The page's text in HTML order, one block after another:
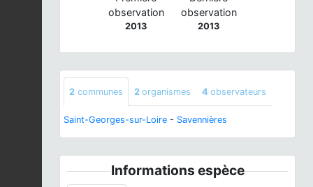
observation
2013
observation
2013
2 communes 2 organismes 4 observateurs
Saint-Georges-sur-Loire - Savennières
Informations espèce